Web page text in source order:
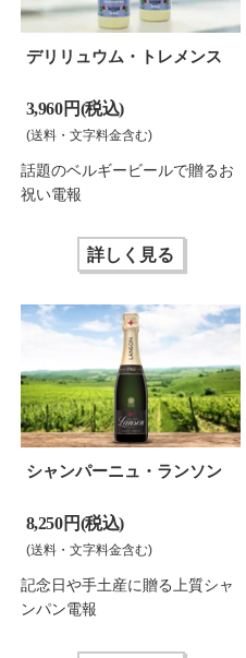
デリリュウム・トレメンス
3,960 円(税込)
(送料・文字料金含む)
話題のベルギービールで贈るお
祝い電報
詳しく見る
シャンパーニュ・ランソン
8,250 円(税込)
(送料・文字料金含む)
記念日や手土産に贈る上質シャ
ンパン電報